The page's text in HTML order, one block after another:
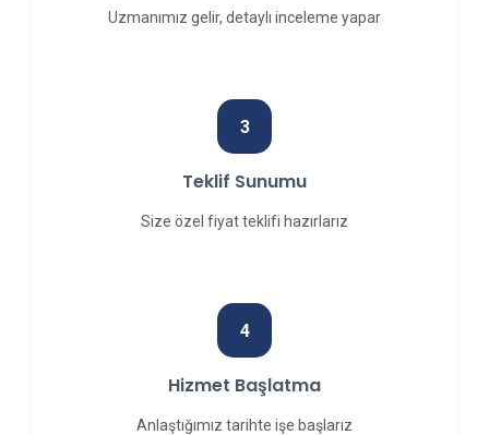
Uzmanımız gelir, detaylı inceleme yapar
3
Teklif Sunumu
Size özel fiyat teklifi hazırlarız
4
Hizmet Başlatma
Anlaştığımız tarihte işe başlarız